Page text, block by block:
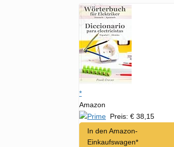
*
Amazon
Preis: € 38,15
In den Amazon-
Einkaufswagen*